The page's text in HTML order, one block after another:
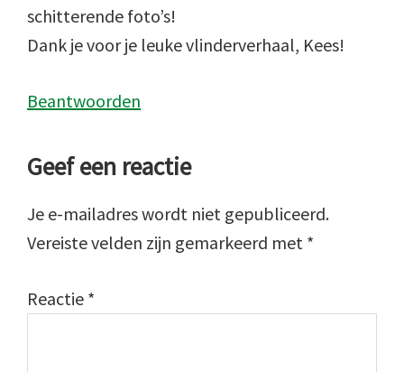
schitterende foto’s!
Dank je voor je leuke vlinderverhaal, Kees!
Beantwoorden
Geef een reactie
Je e-mailadres wordt niet gepubliceerd.
Vereiste velden zijn gemarkeerd met *
Reactie *